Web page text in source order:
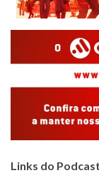
Links do Podcast